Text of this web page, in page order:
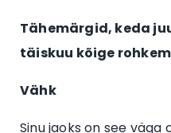
Tähemärgid, keda
täiskuu kõige
Vähk
Sinu jaoks on see väga